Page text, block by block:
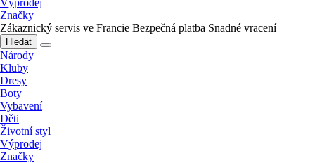
Výprodej
Značky
Zákaznický servis ve Francie Bezpečná platba Snadné vracení
Hledat
Národy
Kluby
Dresy
Boty
Vybavení
Děti
Životní styl
Výprodej
Značky